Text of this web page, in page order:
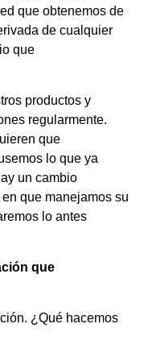
que obtenemos de
de cualquier
que
productos y
regularmente.
que
lo que ya
un cambio
que manejamos su
lo antes
que
¿Qué hacemos